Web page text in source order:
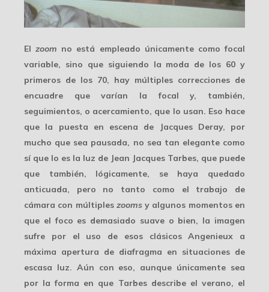
Elzoom no está empleado únicamente como focal
variable, sino que siguiendo la moda de los 60 y
primeros de los 70, hay múltiples correcciones de
encuadre que varían la focal y, también,
seguimientos, o acercamiento, que lo usan. Eso hace
que la puesta en escena de Jacques Deray, por
mucho que sea pausada, no sea tan elegante como
sí que lo es la luz de Jean Jacques Tarbes, que puede
que también, lógicamente, se haya quedado
anticuada, pero no tanto como el trabajo de
cámara con múltiples zoomsy algunos momentos en
que el foco es demasiado suave o bien, la imagen
sufre por el uso de esos clásicos Angenieux a
máxima apertura de diafragma en situaciones de
escasa luz. Aún con eso, aunque únicamente sea
por la forma en que Tarbes describe el verano, el